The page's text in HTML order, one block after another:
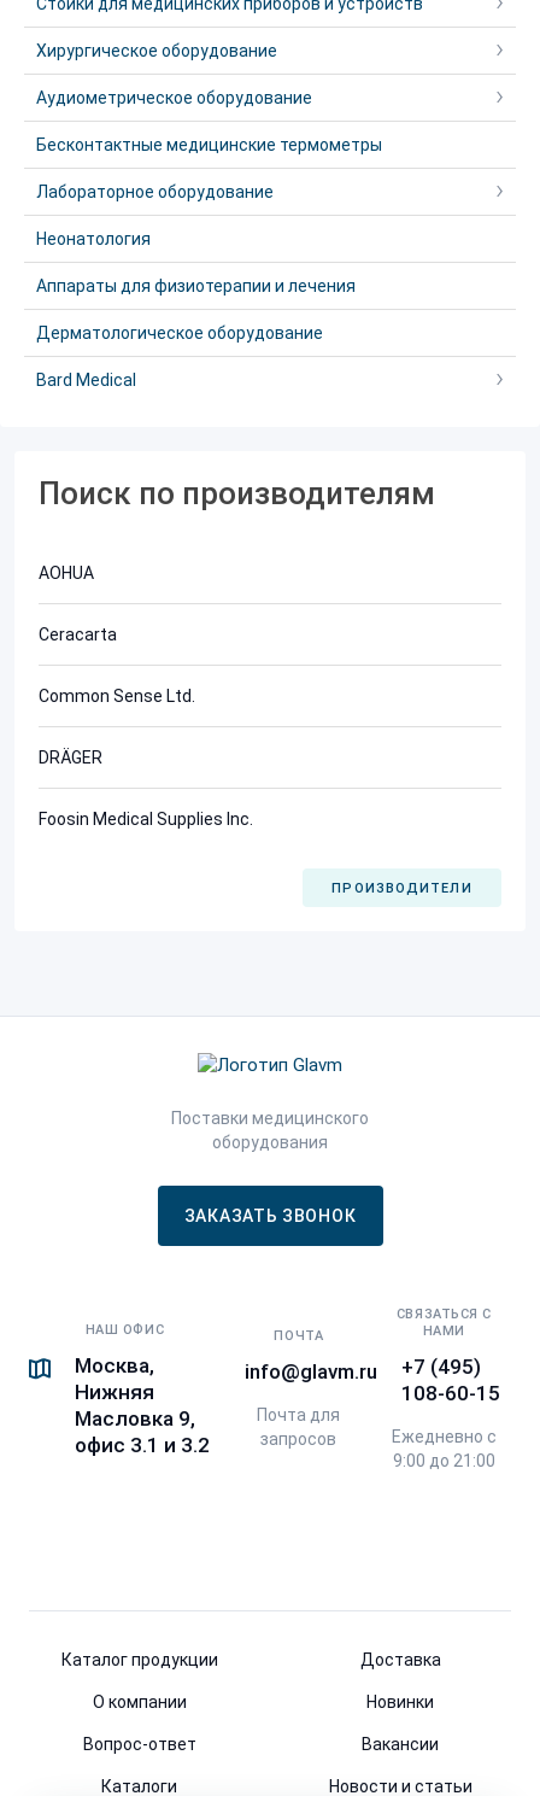
Хирургическое оборудование
Аудиометрическое оборудование
Бесконтактные медицинские термометры
Лабораторное оборудование
Неонатология
Аппараты для физиотерапии и лечения
Дерматологическое оборудование
Bard Medical
Поиск по производителям
AOHUA
Ceracarta
Common Sense Ltd.
DRÄGER
Foosin Medical Supplies Inc.
ПРОИЗВОДИТЕЛИ
Поставки медицинского
оборудования
ЗАКАЗАТЬ ЗВОНОК
НАШ ОФИС
Москва,
Нижняя
Масловка 9,
офис 3.1 и 3.2
ПОЧТА
info@glavm.ru
Почта для
запросов
СВЯЗАТЬСЯ С
НАМИ
+7 (495)
108-60-15
Ежедневно с
9:00 до 21:00
Каталог продукции Доставка
О компании Новинки
Вопрос-ответ Вакансии
Каталоги Новости и статьи